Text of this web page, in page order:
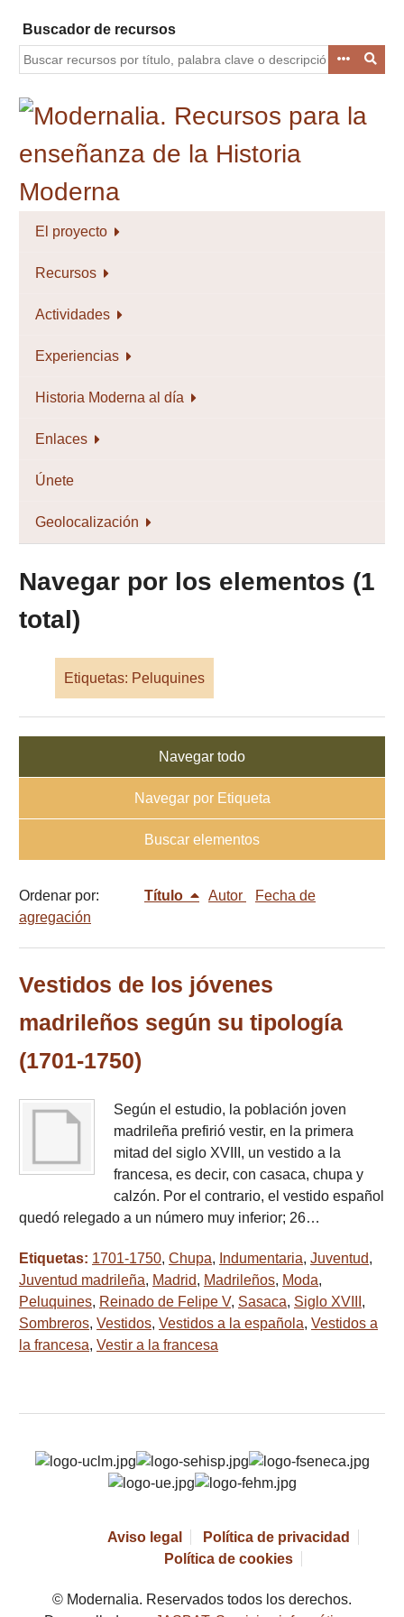
contenido
principal
Buscador de recursos
El proyecto
Recursos
Actividades
Experiencias
Historia Moderna al día
Enlaces
Únete
Geolocalización
Navegar por los elementos (1
total)
Etiquetas: Peluquines
Navegar todo
Navegar por Etiqueta
Buscar elementos
Ordenar por: Título Autor
Fecha de
agregación
Vestidos de los jóvenes
madrileños según su tipología
(1701-1750)
Según el estudio, la población joven
madrileña prefirió vestir, en la primera
mitad del siglo XVIII, un vestido a la
francesa, es decir, con casaca, chupa y
calzón. Por el contrario, el vestido español
quedó relegado a un número muy inferior; 26…
Etiquetas: 1701-1750, Chupa, Indumentaria, Juventud,
Juventud madrileña, Madrid, Madrileños, Moda,
Peluquines, Reinado de Felipe V, Sasaca, Siglo XVIII ,
Sombreros, Vestidos, Vestidos a la española, Vestidos a
la francesa, Vestir a la francesa
Aviso legal
Política de privacidad
Política de cookies
© Modernalia. Reservados todos los derechos.